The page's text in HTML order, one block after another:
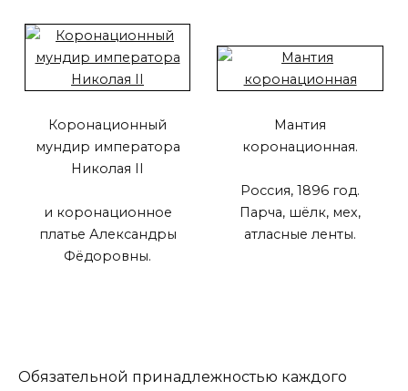
Коронационный
мундир императора
Николая II
и коронационное
платье Александры
Фёдоровны.
Мантия
коронационная.
Россия, 1896 год.
Парча, шёлк, мех,
атласные ленты.
Обязательной принадлежностью каждого